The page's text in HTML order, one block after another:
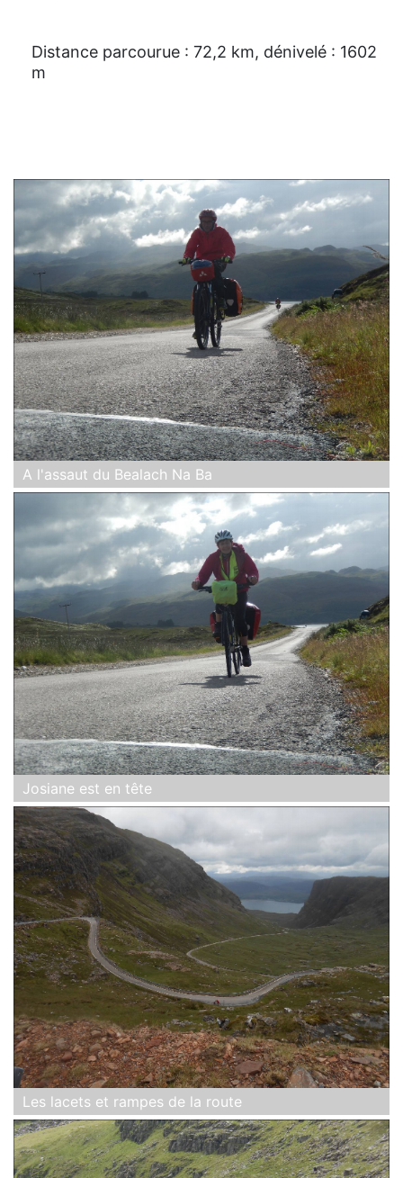
Distance parcourue : 72,2 km, dénivelé : 1602
m
A l'assaut du Bealach Na Ba
Josiane est en tête
Les lacets et rampes de la route